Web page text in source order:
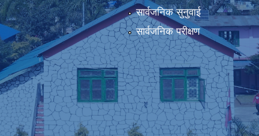
सार्वजनिक सुनुवाई
सार्वजनिक परीक्षण